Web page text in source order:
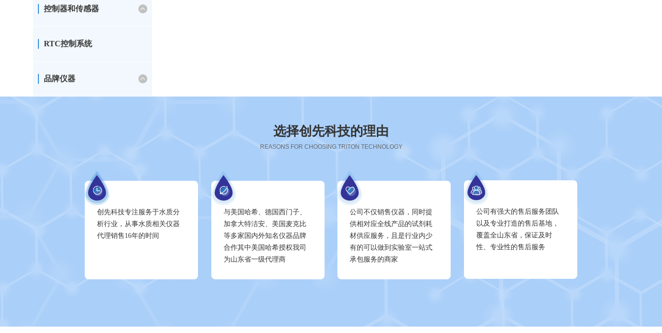
控制器和传感器
RTC控制系统
品牌仪器
选择创先科技的理由
REASONS FOR CHOOSING TRITON TECHNOLOGY
创先科技专注服务于水质分
析行业，从事水质相关仪器
代理销售16年的时间
与美国哈希、德国西门子、
加拿大特洁安、美国麦克比
等多家国内外知名仪器品牌
合作其中美国哈希授权我司
为山东省一级代理商
公司不仅销售仪器，同时提
供相对应全线产品的试剂耗
材供应服务，且是行业内少
有的可以做到实验室一站式
承包服务的商家
公司有强大的售后服务团队
以及专业打造的售后基地，
覆盖全山东省，保证及时
性、专业性的售后服务